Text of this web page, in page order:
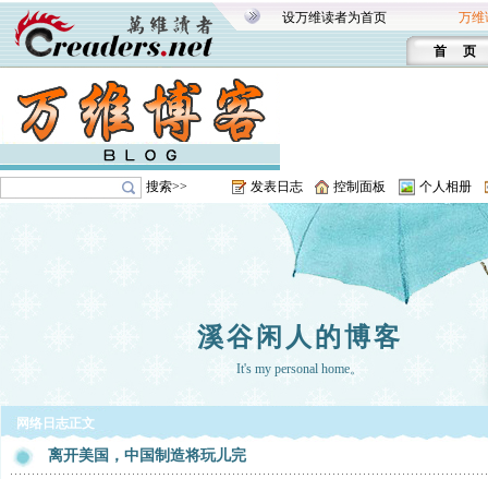
设万维读者为首页 万维
首 页
搜索>> 发表日志 控制面板 个人相册
溪谷闲人的博客
It's my personal home。
网络日志正文
离开美国，中国制造将玩儿完